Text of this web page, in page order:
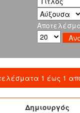
1 έως 1
Δημιουργός